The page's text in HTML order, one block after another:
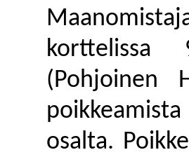
(Pohjoinen
osalta.